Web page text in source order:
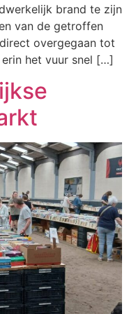
brand te zijn
van de getroffen
overgegaan tot
het vuur snel […]